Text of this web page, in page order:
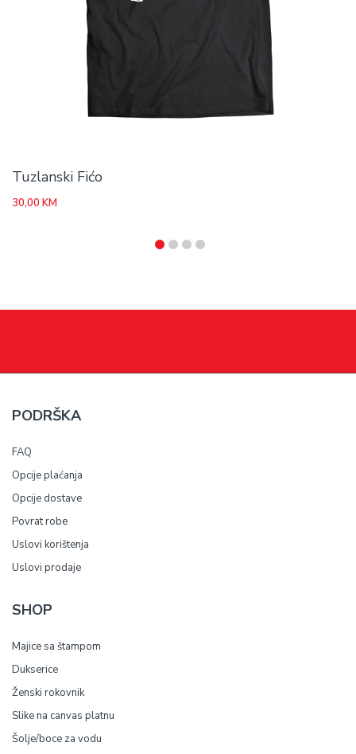
Tuzlanski Fićo
30,00 KM
PODRŠKA
FAQ
Opcije plaćanja
Opcije dostave
Povrat robe
Uslovi korištenja
Uslovi prodaje
SHOP
Majice sa štampom
Dukserice
Ženski rokovnik
Slike na canvas platnu
Šolje/boce za vodu